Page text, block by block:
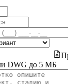
DWG до 5 МБ